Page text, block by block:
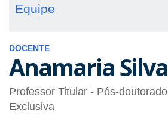
Equipe
DOCENTE
Anamaria
Professor Titular - Pós-doutorado
Exclusiva